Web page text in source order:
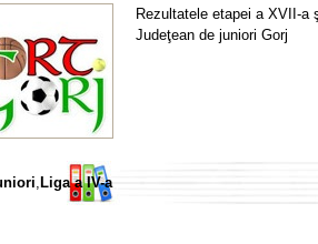
Rezultatele etapei a XVII-a
Judeţean de juniori Gorj
, Liga a IV-a